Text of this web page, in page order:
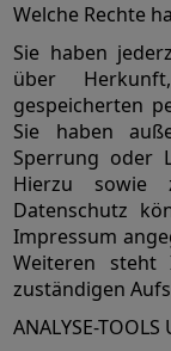
Welche Rechte
Sie haben
über
gespeicherten
Sie haben
Sperrung oder
Hierzu sowie
Datenschutz
Impressum
Weiteren steht
zuständigen
ANALYSE-